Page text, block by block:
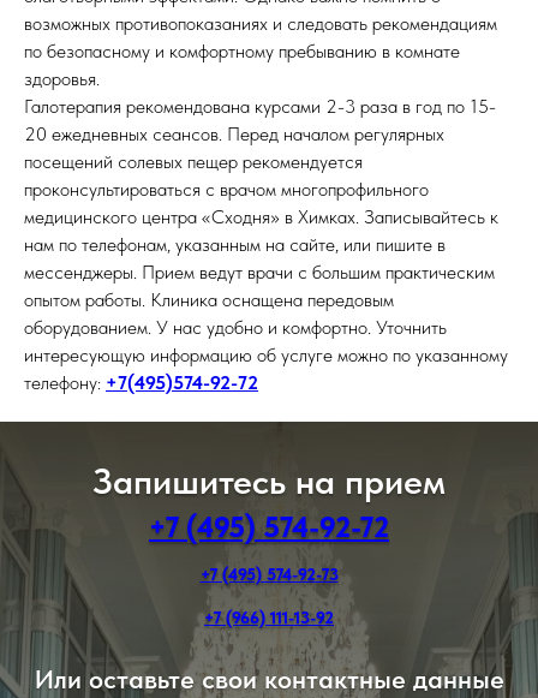
возможных противопоказаниях и следовать рекомендациям
по безопасному и комфортному пребыванию в комнате
здоровья.
Галотерапия рекомендована курсами 2-3 раза в год по 15-
20 ежедневных сеансов. Перед началом регулярных
посещений солевых пещер рекомендуется
проконсультироваться с врачом многопрофильного
медицинского центра «Сходня» в Химках. Записывайтесь к
нам по телефонам, указанным на сайте, или пишите в
мессенджеры. Прием ведут врачи с большим практическим
опытом работы. Клиника оснащена передовым
оборудованием. У нас удобно и комфортно. Уточнить
интересующую информацию об услуге можно по указанному
телефону: +7(495)574-92-72
Запишитесь на прием
+7 (495) 574-92-72
+7 (495) 574-92-73
+7 (966) 111-13-92
Или оставьте свои контактные данные